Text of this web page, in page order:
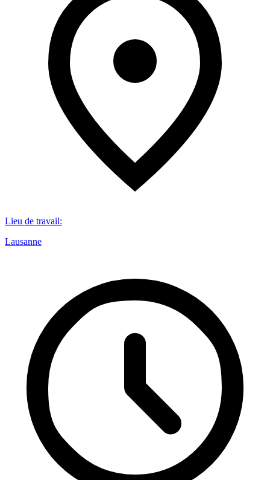
Lieu de travail:
Lausanne